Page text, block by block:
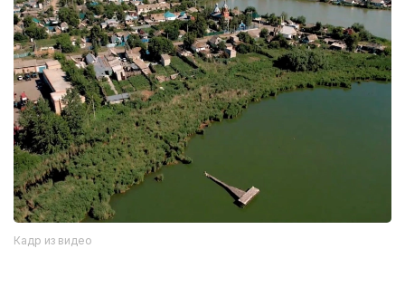
Кадр из видео